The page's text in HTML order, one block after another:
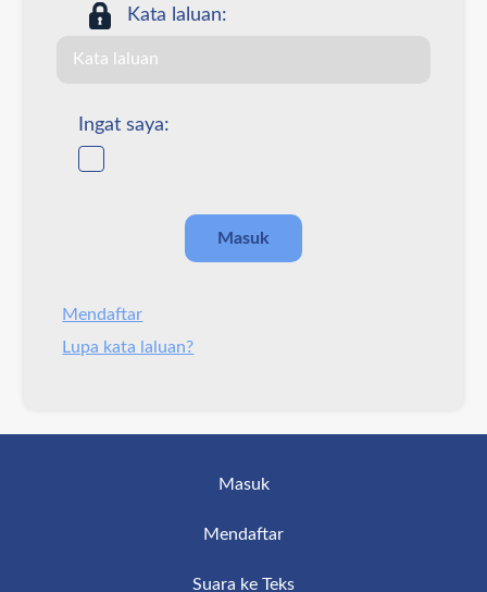
Kata laluan:
Ingat saya:
Mendaftar
Lupa kata laluan?
Masuk
Mendaftar
Suara ke Teks